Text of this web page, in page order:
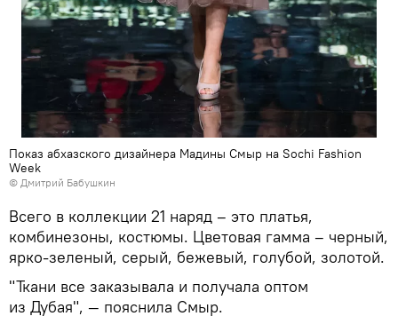
Показ абхазского дизайнера Мадины Смыр на Sochi Fashion
Week
© Дмитрий Бабушкин
Всего в коллекции 21 наряд – это платья,
комбинезоны, костюмы. Цветовая гамма – черный,
ярко-зеленый, серый, бежевый, голубой, золотой.
"Ткани все заказывала и получала оптом
из Дубая", — пояснила Смыр.